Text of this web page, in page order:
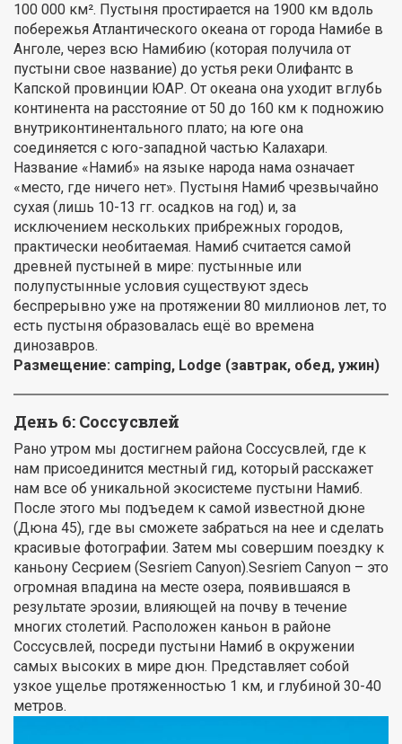
100 000 км². Пустыня простирается на 1900 км вдоль
побережья Атлантического океана от города Намибе в
Анголе, через всю Намибию (которая получила от
пустыни свое название) до устья реки Олифантс в
Капской провинции ЮАР. От океана она уходит вглубь
континента на расстояние от 50 до 160 км к подножию
внутриконтинентального плато; на юге она
соединяется с юго-западной частью Калахари.
Название «Намиб» на языке народа нама означает
«место, где ничего нет». Пустыня Намиб чрезвычайно
сухая (лишь 10-13 гг. осадков на год) и, за
исключением нескольких прибрежных городов,
практически необитаемая. Намиб считается самой
древней пустыней в мире: пустынные или
полупустынные условия существуют здесь
беспрерывно уже на протяжении 80 миллионов лет, то
есть пустыня образовалась ещё во времена
динозавров.
Размещение: camping, Lodge (завтрак, обед, ужин)
День 6: Соссусвлей
Рано утром мы достигнем района Соссусвлей, где к
нам присоединится местный гид, который расскажет
нам все об уникальной экосистеме пустыни Намиб.
После этого мы подъедем к самой известной дюне
(Дюна 45), где вы сможете забраться на нее и сделать
красивые фотографии. Затем мы совершим поездку к
каньону Сесрием (Sesriem Canyon).Sesriem Canyon – это
огромная впадина на месте озера, появившаяся в
результате эрозии, влияющей на почву в течение
многих столетий. Расположен каньон в районе
Соссусвлей, посреди пустыни Намиб в окружении
самых высоких в мире дюн. Представляет собой
узкое ущелье протяженностью 1 км, и глубиной 30-40
метров.